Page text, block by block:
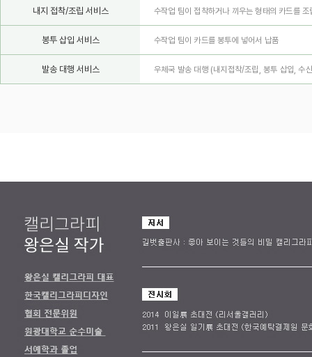
내지 접착/조립 서비스 수작업 팀이 접착하거나 끼우는 형태의 카드를 조
봉투 삽입 서비스 수작업 팀이 카드를 봉투에 넣어서 납품
발송 대행 서비스 우체국 발송 대행 (내지접착/조립, 봉투 삽입, 수